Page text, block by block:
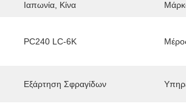
Ιαπωνία, Κίνα
PC240 LC-6K
Εξάρτηση Σφραγίδων